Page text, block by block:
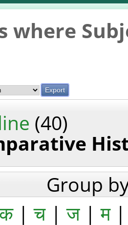
where
(40)
Group
|च|ज|म